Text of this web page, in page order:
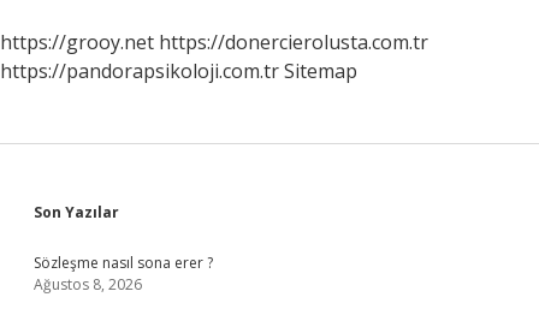
Ait
https://grooy.net https://donercierolusta.com.tr
https://pandorapsikoloji.com.trSitemap
Sidebar
Son Yazılar
Sözleşme nasıl sona erer ?
Ağustos 8, 2026